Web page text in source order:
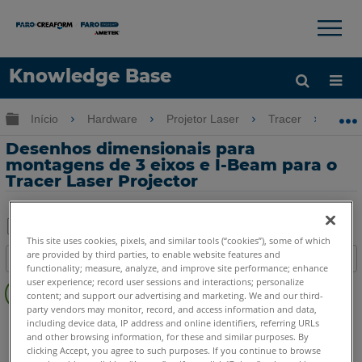
Knowledge Base
Idioma
×
Expandir/recolher hierarquia global
Início Hardware Projetor Laser Tracer
Desenhos dimensionais para
montagens de 3 eixos e I-Beam para o
Tracer Laser Projector
Salvar
como
PDF
Índice
Veja
também
Projetor a laser Tracer SI Tracer M
This site uses cookies, pixels, and similar tools (“cookies”), some of which
are provided by third parties, to enable website features and
functionality; measure, analyze, and improve site performance; enhance
user experience; record user sessions and interactions; personalize
content; and support our advertising and marketing. We and our third-
party vendors may monitor, record, and access information and data,
including device data, IP address and online identifiers, referring URLs
and other browsing information, for these and similar purposes. By
clicking Accept, you agree to such purposes. If you continue to browse